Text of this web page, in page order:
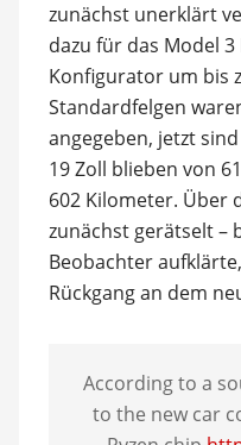
zunächst unerklärt
dazu für das Model
Konfigurator um bis
Standardfelgen
angegeben, jetzt
19 Zoll blieben von
602 Kilometer. Über
zunächst gerätselt –
Beobachter
Rückgang an dem
According to a
to the new car